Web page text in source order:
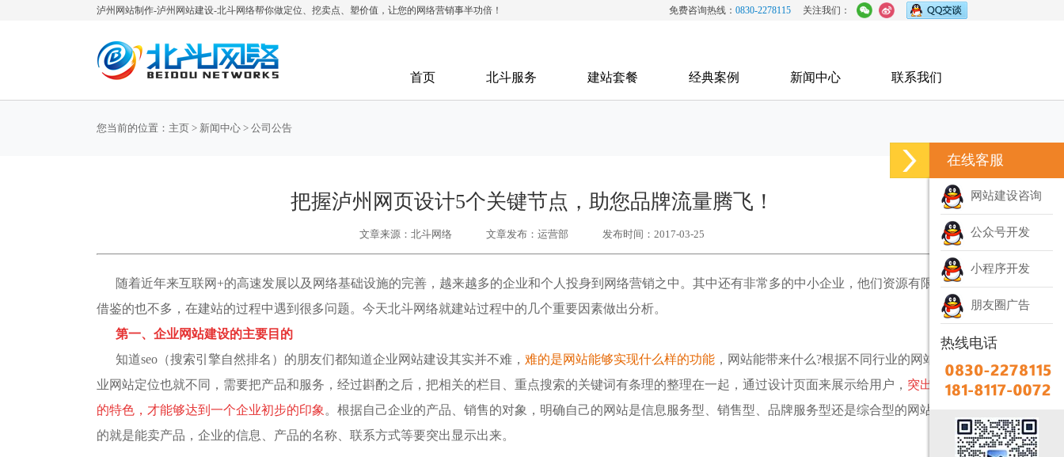
泸州网站制作-泸州网站建设-北斗网络帮你做定位、挖卖点、塑价值，让您的网络营销事半功倍！ 免费咨询热线： 0830-2278115 关注我们：
首页 北斗服务 建站套餐 经典案例 新闻中心 联系我们
在线客服
网站建设咨询
公众号开发
小程序开发
朋友圈广告
热线电话
您当前的位置：主页 > 新闻中心 > 公司公告
把握泸州网页设计5个关键节点，助您品牌流量腾飞！
文章来源：北斗网络 文章发布：运营部 发布时间：2017-03-25
随着近年来互联网+的高速发展以及网络基础设施的完善，越来越多的企业和个人投身到网络营销之中。其中还有非常多的中小企业，他们资源有限，可
借鉴的也不多，在建站的过程中遇到很多问题。今天北斗网络就建站过程中的几个重要因素做出分析。
第一、企业网站建设的主要目的
知道seo（搜索引擎自然排名）的朋友们都知道企业网站建设其实并不难， 难的是网站能够实现什么样的功能 ，网站能带来什么?根据不同行业的网站，企
业网站定位也就不同，需要把产品和服务，经过斟酌之后，把相关的栏目、重点搜索的关键词有条理的整理在一起，通过设计页面来展示给用户， 突出网站
的特色，才能够达到一个企业初步的印象 。根据自己企业的产品、销售的对象，明确自己的网站是信息服务型 销售型 品牌服务型还是综合型的网站，目
的就是能卖产品，企业的信息、产品的名称、联系方式等要突出显示出来。